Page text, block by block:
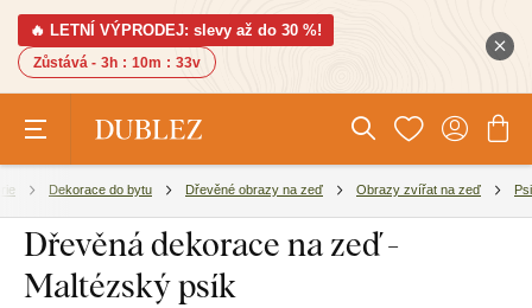
🔥 LETNÍ VÝPRODEJ: slevy až do 30 %!
Zůstává - 3h : 10m : 33v
Dekorace do bytu Dřevěné obrazy na zeď Obrazy zvířat na zeď Psi
Dřevěná dekorace na zeď -
Maltézský psík